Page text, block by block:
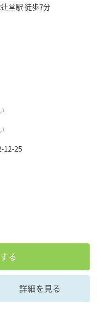
堂駅 徒歩7分
12-25
る
詳細を見る